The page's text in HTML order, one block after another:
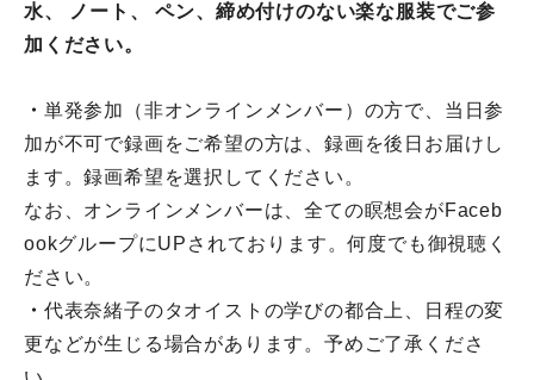
水、 ノート、 ペン、締め付けのない楽な服装でご参
加ください。
・ 単発参加（非オンラインメンバー）の方で、 当日参
加が不可で録画をご希望の方は、録画を後日お届けし
ます。録画希望を選択してください。
なお、オンラインメンバーは、全ての瞑想会がFaceb
ookグループにUPされております。何度でも御視聴く
ださい。
・ 代表奈緒子のタオイストの学びの都合上、
日程の変
更などが生じる場合があります。予めご了承くださ